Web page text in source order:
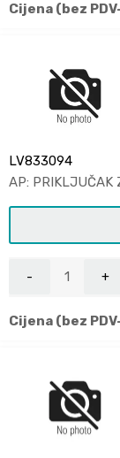
Cijena (bez
LV833094
AP: PRIKLJUČAK
Cijena (bez